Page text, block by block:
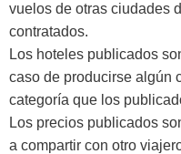
vuelos de otras ciudades
contratados.
Los hoteles publicados
caso de producirse algún
categoría que los
Los precios publicados
a compartir con otro